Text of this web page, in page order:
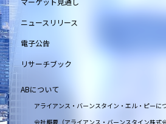
ニュースリリース
電子公告
リサーチブック
ABについて
アライアンス・バーンスタイン・エル・ピーに
会社概要（アライアンス・バーンスタイン株式会